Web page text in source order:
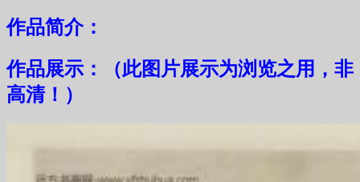
作品简介：
作品展示：（此图片展示为浏览之用，非
高清！）